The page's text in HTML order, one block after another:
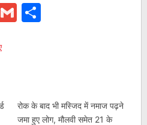
GmailShare
रोक के बाद भी मस्जिद में नमाज पढ़ने
जमा हुए लोग, मौलवी समेत 21 के